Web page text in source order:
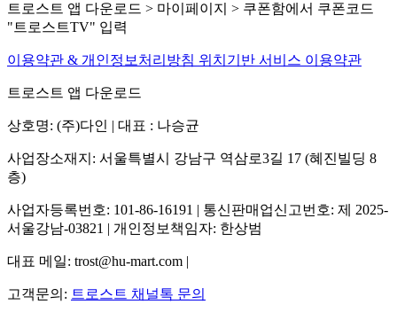
트로스트 앱 다운로드 > 마이페이지 > 쿠폰함에서 쿠폰코드
"트로스트TV" 입력
이용약관 & 개인정보처리방침 위치기반 서비스 이용약관
트로스트 앱 다운로드
상호명: (주)다인 | 대표 : 나승균
사업장소재지: 서울특별시 강남구 역삼로3길 17 (혜진빌딩 8
층)
사업자등록번호: 101-86-16191 | 통신판매업신고번호: 제 2025-
서울강남-03821 | 개인정보책임자: 한상범
대표 메일: trost@hu-mart.com |
고객문의: 트로스트 채널톡 문의